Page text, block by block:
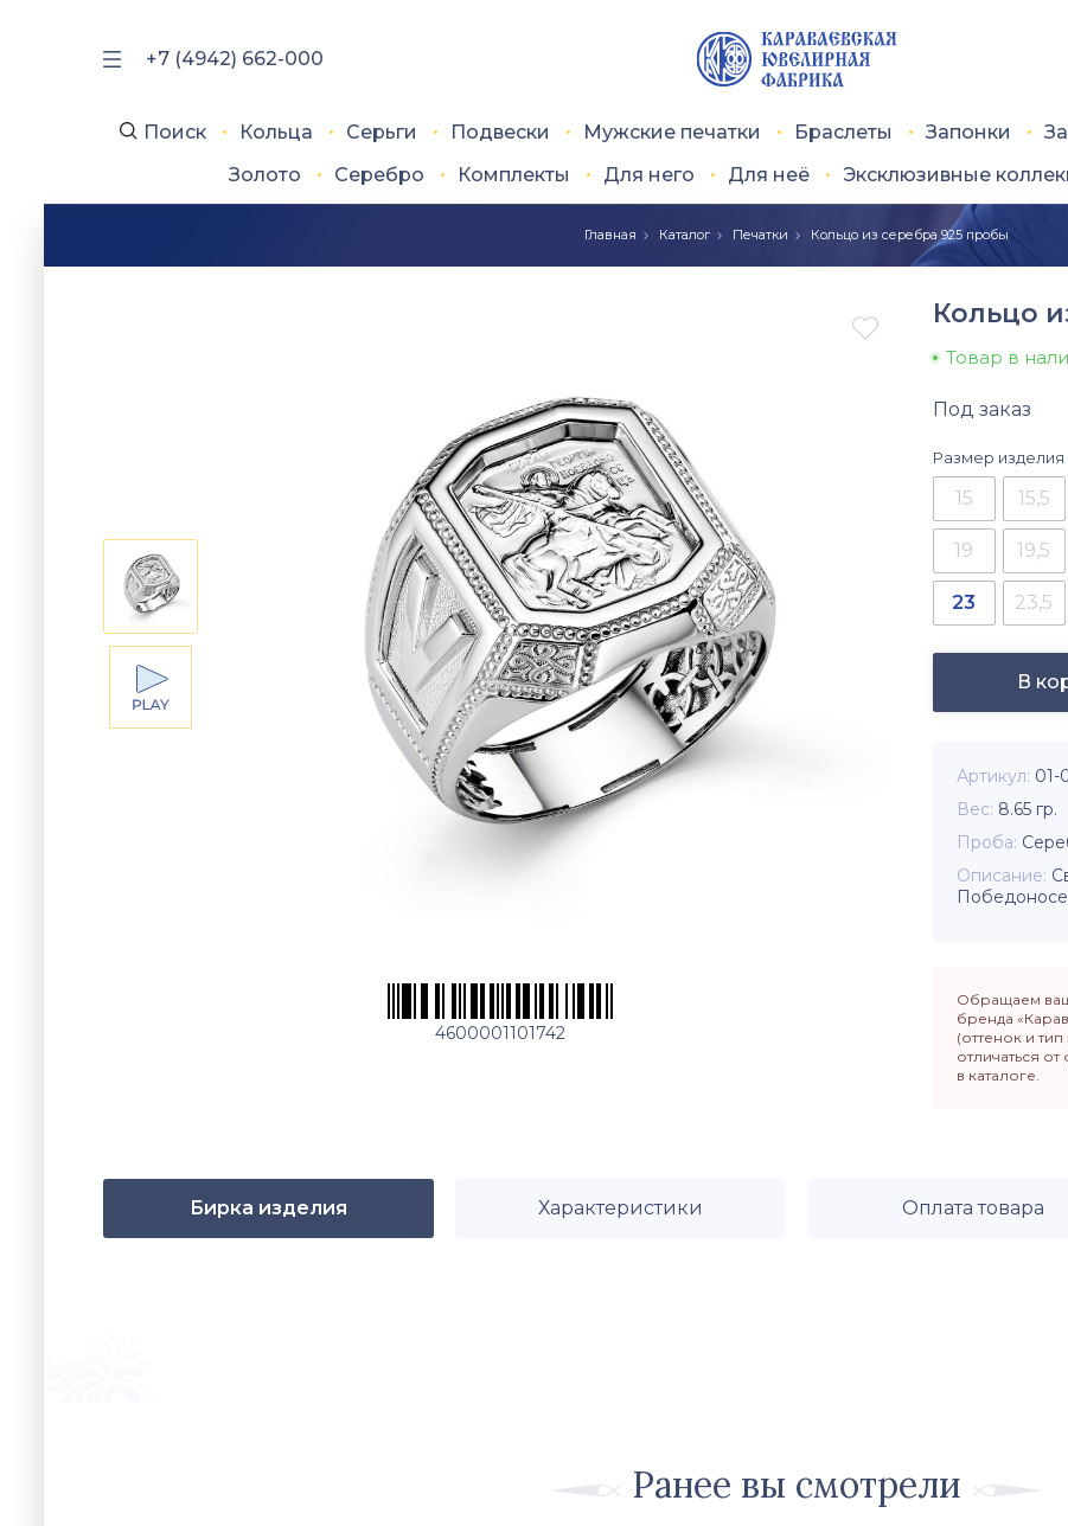
+7 (4942) 662-000
Поиск Кольца Серьги Подвески Мужские печатки Браслеты Запонки
Золото
Серебро Комплекты Для него Для неё Эксклюзивные
Главная Каталог Печатки Кольцо из серебра 925 пробы

4600001101742
Кольцо
Товар в
Под заказ
Размер изделия
15 15,5
19 19,5
23 23,5
В
Артикул 01-
Вес 8.65гр.
Проба
Описание
Обращаем
бренда
(оттенок и
отличаться
в каталоге.
Бирка изделия Характеристики Оплата товара
Ранее вы смотрели